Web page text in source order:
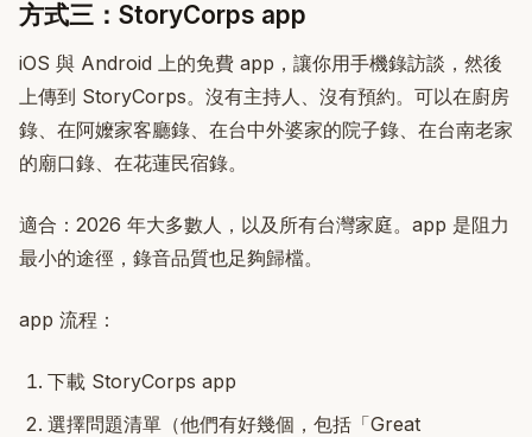
方式三：StoryCorps app
iOS 與 Android 上的免費 app，讓你用手機錄訪談，然後
上傳到 StoryCorps。沒有主持人、沒有預約。可以在廚房
錄、在阿嬤家客廳錄、在台中外婆家的院子錄、在台南老家
的廟口錄、在花蓮民宿錄。
適合：2026 年大多數人，以及所有台灣家庭。app 是阻力
最小的途徑，錄音品質也足夠歸檔。
app 流程：
下載 StoryCorps app
選擇問題清單（他們有好幾個，包括「Great